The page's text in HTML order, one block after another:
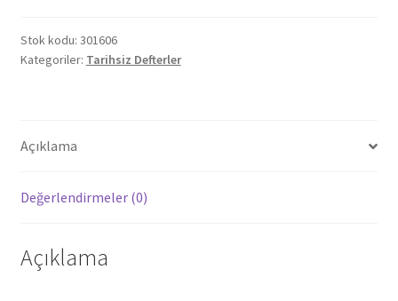
DEFTER
(13X21
Stok kodu: 301606
Kategoriler: Tarihsiz Defterler
Açıklama
Değerlendirmeler (0)
Açıklama